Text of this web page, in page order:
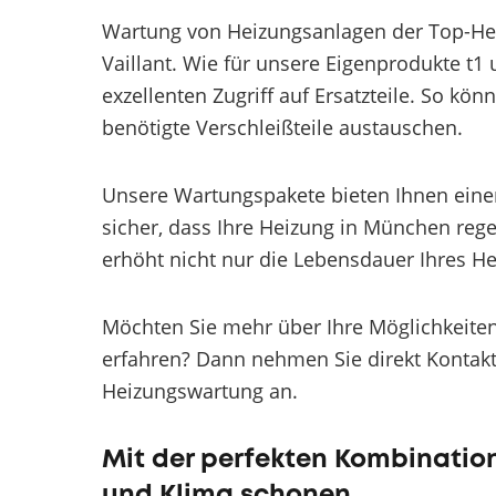
Wartung von Heizungsanlagen der Top-
Vaillant. Wie für unsere Eigenprodukte
exzellenten Zugriff auf Ersatzteile. So
benötigte Verschleißteile austauschen.
Unsere Wartungspakete bieten Ihnen
sicher, dass Ihre Heizung in München
erhöht nicht nur die Lebensdauer Ihres
Möchten Sie mehr über Ihre
erfahren? Dann nehmen Sie direkt
Heizungswartung an.
Mit der perfekten